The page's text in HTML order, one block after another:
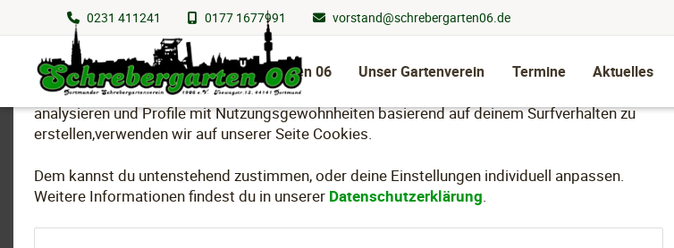
Wir nutzen Cookies
Um essenzielle Funktionen dieser Webseite bereitzustellen, dein Nutzungsverhalten zu
analysieren und Profile mit Nutzungsgewohnheiten basierend auf deinem Surfverhalten zu
erstellen,verwenden wir auf unserer Seite Cookies.
Dem kannst du untenstehend zustimmen, oder deine Einstellungen individuell anpassen.
Weitere Informationen findest du in unserer Datenschutzerklärung.
0231 411241 0177 1677991 vorstand@schrebergarten06.de
Schrebergarten 06 Unser Gartenverein Termine Aktuelles
Navigation
überspringen
2014